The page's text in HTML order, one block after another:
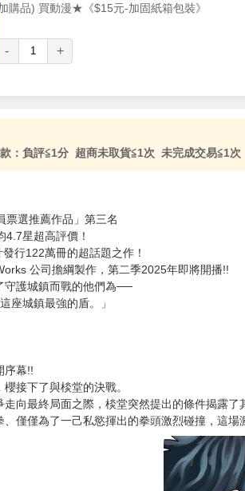
購品) 買動漫★《$15元-加固紙箱包裝》
-
+
：負評≦1分 超商未取貨≦1次 未完成交易≦1次
選推薦作品」第三名
星超高評價！
行122萬冊的超話題之作！
公司擔綱製作，第二季2025年即將開播!!
守護城鎮而戰的他們為──
座城鎮最強的盾。」
序幕!!
接下了與棪堂的決戰。
向最終局面之際，棪堂突然提出的條件揭露了
、僅僅為了一己私慾揮出的拳頭激烈碰撞，這